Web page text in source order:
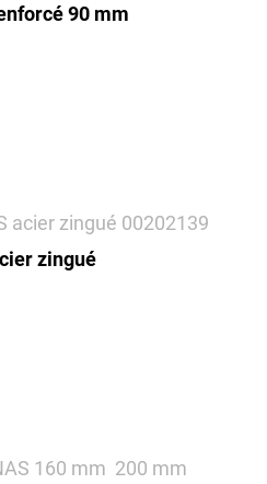
90 mm
zingué